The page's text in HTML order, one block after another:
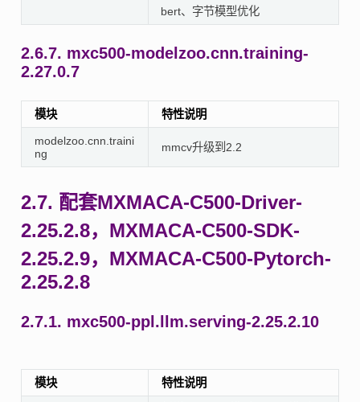
bert、字节模型优化
2.6.7. mxc500-modelzoo.cnn.training-
2.27.0.7
模块 特性说明
modelzoo.cnn.traini
ng
mmcv升级到2.2
2.7. 配套MXMACA-C500-Driver-
2.25.2.8，MXMACA-C500-SDK-
2.25.2.9，MXMACA-C500-Pytorch-
2.25.2.8
2.7.1. mxc500-ppl.llm.serving-2.25.2.10
模块 特性说明